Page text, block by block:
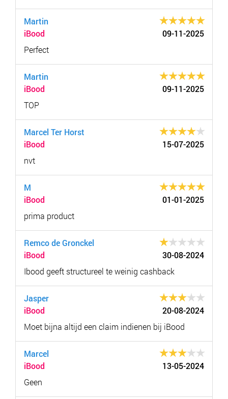
Martin
iBood
09-11-2025
Perfect
Martin
iBood
09-11-2025
TOP
Marcel Ter Horst
iBood
15-07-2025
nvt
M
iBood
01-01-2025
prima product
Remco de Gronckel
iBood
30-08-2024
Ibood geeft structureel te weinig cashback
Jasper
iBood
20-08-2024
Moet bijna altijd een claim indienen bij iBood
Marcel
iBood
13-05-2024
Geen